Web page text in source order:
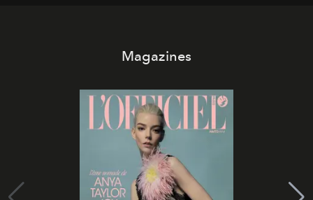
Magazines